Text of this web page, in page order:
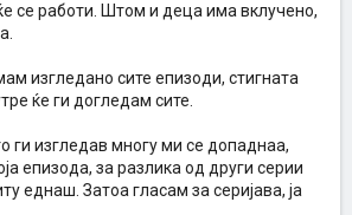
се работи. Штом и деца има вклучено,
изгледано сите епизоди, стигната
ќе ги догледам сите.
ги изгледав многу ми се допаднаа,
епизода, за разлика од други серии
еднаш. Затоа гласам за серијава, ја